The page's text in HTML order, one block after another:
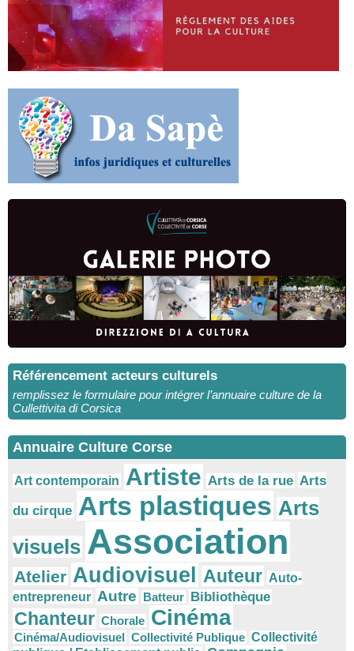
Référencement acteurs culturels
remplissez le formulaire pour intégrer l’annuaire culture de la
Cullettivita di Corsica
Annuaire Culture Corse
Art contemporain Artiste Arts de la rue Arts
du cirque Arts plastiques Arts
visuels Association
Atelier Audiovisuel Auteur Auto-
entrepreneur Autre Batteur Bibliothèque
Chanteur Chorale Cinéma
Cinéma/Audiovisuel Collectivité Publique Collectivité